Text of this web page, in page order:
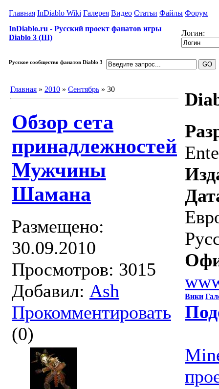
Главная InDiablo Wiki Галерея Видео Статьи Файлы Форум
InDiablo.ru - Русский проект фанатов игры
Diablo 3 (III)
Логин:
Русское сообщество фанатов Diablo 3
Главная » 2010 » Сентябрь » 30
Обзор сета
принадлежностей
Мужчины
Шамана
Размещено:
30.09.2010
Просмотров: 3015
Добавил: Ash
Прокомментировать
(0)
Вики